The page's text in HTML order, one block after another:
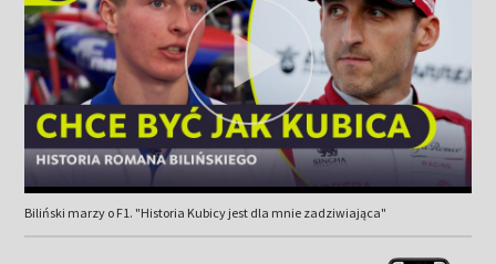
Biliński marzy o F1. "Historia Kubicy jest dla mnie zadziwiająca"